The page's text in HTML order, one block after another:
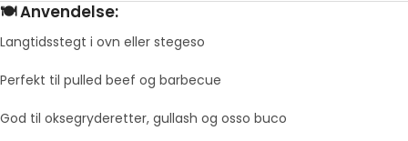
🍽️ Anvendelse:
Langtidsstegt i ovn eller stegeso
Perfekt til pulled beef og barbecue
God til oksegryderetter, gullash og osso buco